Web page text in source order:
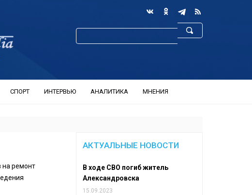
СПОРТ ИНТЕРВЬЮ АНАЛИТИКА МНЕНИЯ
на ремонт
АКТУАЛЬНЫЕ НОВОСТИ
В ходе СВО погиб житель
Александровска
15.09.2023